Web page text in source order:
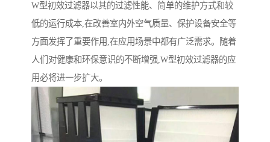
W型初效过滤器以其的过滤性能、简单的维护方式和较
低的运行成本,在改善室内外空气质量、保护设备安全等
方面发挥了重要作用,在应用场景中都有广泛需求。随着
人们对健康和环保意识的不断增强,W型初效过滤器的应
用必将进一步扩大。